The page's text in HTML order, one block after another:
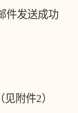
件发送成功
见附件2）